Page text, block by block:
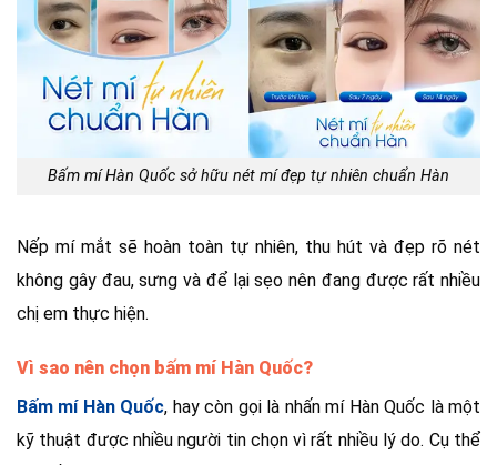
Bấm mí Hàn Quốc sở hữu nét mí đẹp tự nhiên chuẩn Hàn
Nếp mí mắt sẽ hoàn toàn tự nhiên, thu hút và đẹp rõ nét
không gây đau, sưng và để lại sẹo nên đang được rất nhiều
chị em thực hiện.
Vì sao nên chọn bấm mí Hàn Quốc?
Bấm mí Hàn Quốc, hay còn gọi là nhấn mí Hàn Quốc là một
kỹ thuật được nhiều người tin chọn vì rất nhiều lý do. Cụ thể